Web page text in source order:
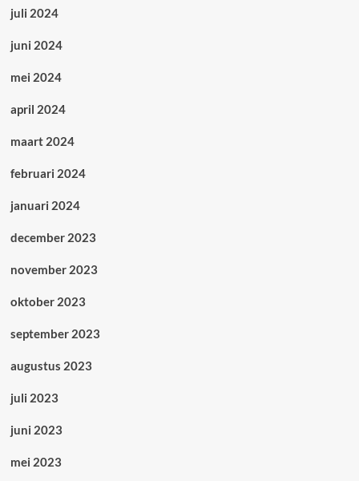
juli 2024
juni 2024
mei 2024
april 2024
maart 2024
februari 2024
januari 2024
december 2023
november 2023
oktober 2023
september 2023
augustus 2023
juli 2023
juni 2023
mei 2023